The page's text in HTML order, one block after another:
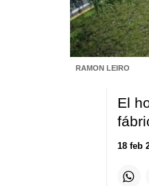
RAMON LEIRO
El
18 feb